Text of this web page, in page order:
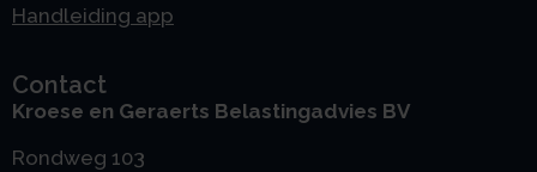
Handleiding app
Contact
Kroese en Geraerts Belastingadvies BV
Rondweg 103